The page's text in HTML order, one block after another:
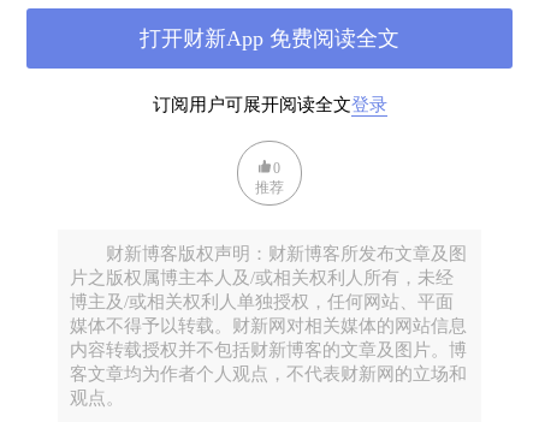
中国科学努力的长远目标，不仅应该从“世界一流”迈
向“世界领先”，而且更应该为全世界贡献“科学向
善”的理念和实践，最终引领全世界发展、服务全人类
我国科学必须自身实力上升到足够高度，才能引领全
球的科学世界；我国科学必须自身精神高尚，才能团
订阅用户可展开阅读全文登录
打开财新App 免费阅读全文
0
推荐
财新博客版权声明：财新博客所发布文章及图
片之版权属博主本人及/或相关权利人所有，未经
博主及/或相关权利人单独授权，任何网站、平面
媒体不得予以转载。财新网对相关媒体的网站信息
内容转载授权并不包括财新博客的文章及图片。博
客文章均为作者个人观点，不代表财新网的立场和
观点。